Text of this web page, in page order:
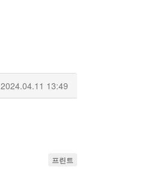
2024.04.11 13:49
프린트